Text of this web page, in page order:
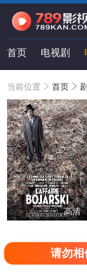
首页 电视剧
当前位置 首页
高清
请勿相